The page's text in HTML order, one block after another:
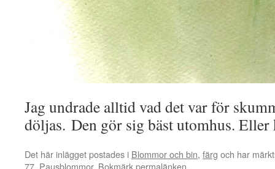
Jag undrade alltid vad det var för
döljas. Den gör sig bäst utomhus.
Det här inlägget postades i Blommor och bin, färg och har